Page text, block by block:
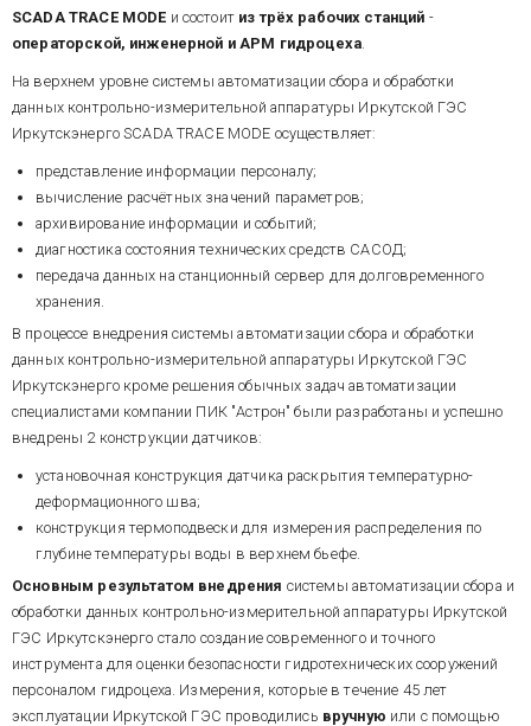
SCADA TRACE MODE и состоит из трёх рабочих станций -
операторской, инженерной и АРМ гидроцеха
На верхнем уровне системы автоматизации сбора и обработки
данных контрольно-измерительной аппаратуры Иркутской ГЭС
Иркутскэнерго SCADA TRACE MODE осуществляет:
представление информации персоналу;
вычисление расчётных значений параметров;
архивирование информации и событий;
диагностика состояния технических средств САСОД;
передача данных на станционный сервер для долговременного
хранения.
В процессе внедрения системы автоматизации сбора и обработки
данных контрольно-измерительной аппаратуры Иркутской ГЭС
Иркутскэнерго кроме решения обычных задач автоматизации
специалистами компании ПИК "Астрон" были разработаны и успешно
внедрены 2 конструкции датчиков:
установочная конструкция датчика раскрытия температурно-
деформационного шва;
конструкция термоподвески для измерения распределения по
глубине температуры воды в верхнем бьефе.
Основным результатом внедрения системы автоматизации сбора и
обработки данных контрольно-измерительной аппаратуры Иркутской
ГЭС Иркутскэнерго стало создание современного и точного
инструмента для оценки безопасности гидротехнических сооружений
персоналом гидроцеха. Измерения, которые в течение 45 лет
эксплуатации Иркутской ГЭС проводились вручную или с помощью